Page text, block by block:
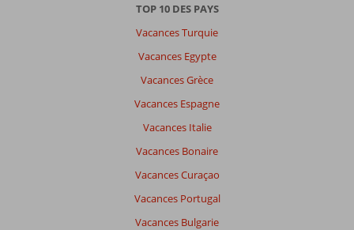
TOP 10 DES PAYS
Vacances Turquie
Vacances Egypte
Vacances Grèce
Vacances Espagne
Vacances Italie
Vacances Bonaire
Vacances Curaçao
Vacances Portugal
Vacances Bulgarie